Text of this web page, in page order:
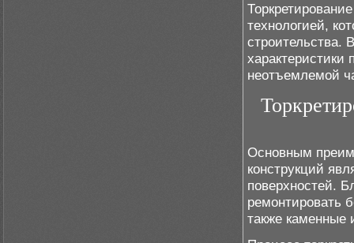
технологией,
строительства.
характеристики
неотъемлемой
Основным
конструкций
поверхностей.
ремонтировать
также каменные